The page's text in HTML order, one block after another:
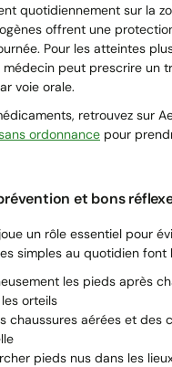
quotidiennement sur la
offrent une
Pour les atteintes
médecin peut prescrire un
voie orale.
retrouvez sur
ordonnance pour
et bons
un rôle essentiel pour
simples au quotidien font
les pieds après
orteils
chaussures aérées et des
pieds nus dans les